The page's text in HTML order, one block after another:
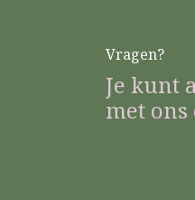
Vragen?
Je kunt
met